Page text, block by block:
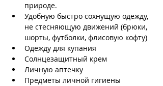
природе.
Удобную быстро сохнущую одежду,
не стесняющую движений (брюки,
шорты, футболки, флисовую кофту)
Одежду для купания
Солнцезащитный крем
Личную аптечку
Предметы личной гигиены